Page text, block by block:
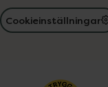
Cookieinställningar